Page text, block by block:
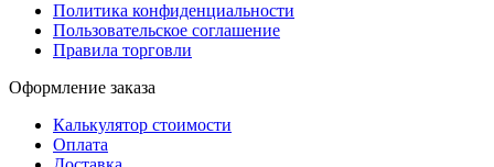
Политика конфиденциальности
Пользовательское соглашение
Правила торговли
Оформление заказа
Калькулятор стоимости
Оплата